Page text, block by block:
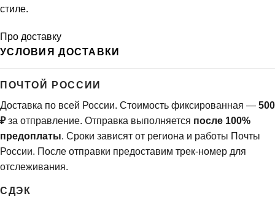
стиле.
Про доставку
УСЛОВИЯ ДОСТАВКИ
ПОЧТОЙ РОССИИ
Доставка по всей России. Стоимость фиксированная — 500
₽за отправление. Отправка выполняется после 100%
предоплаты. Сроки зависят от региона и работы Почты
России. После отправки предоставим трек-номер для
отслеживания.
СДЭК